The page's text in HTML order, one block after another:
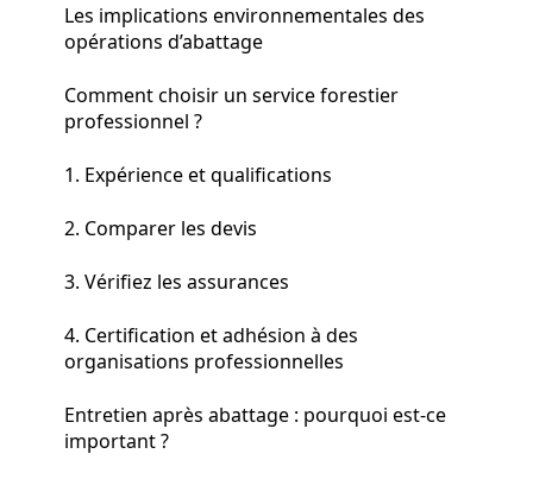
Les implications environnementales des
opérations d’abattage
Comment choisir un service forestier
professionnel ?
1. Expérience et qualifications
2. Comparer les devis
3. Vérifiez les assurances
4. Certification et adhésion à des
organisations professionnelles
Entretien après abattage : pourquoi est-ce
important ?